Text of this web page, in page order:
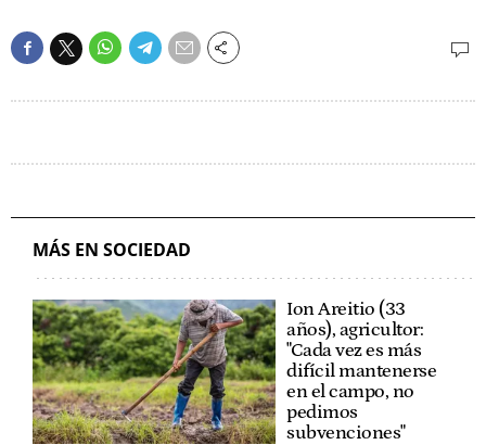
MÁS EN SOCIEDAD
Ion Areitio (33
años), agricultor:
"Cada vez es más
difícil mantenerse
en el campo, no
pedimos
subvenciones"